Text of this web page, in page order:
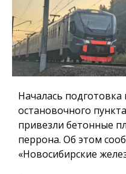
Началась подготовка
остановочного
привезли бетонные
перрона. Об этом
«Новосибирские